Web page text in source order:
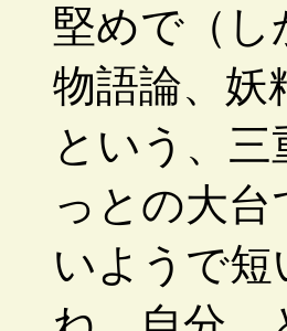
堅めで（し
物語論、妖
という、
っとの大
いようで